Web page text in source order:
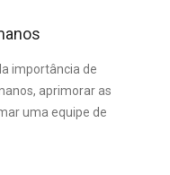
importância de
aprimorar as
uma equipe de